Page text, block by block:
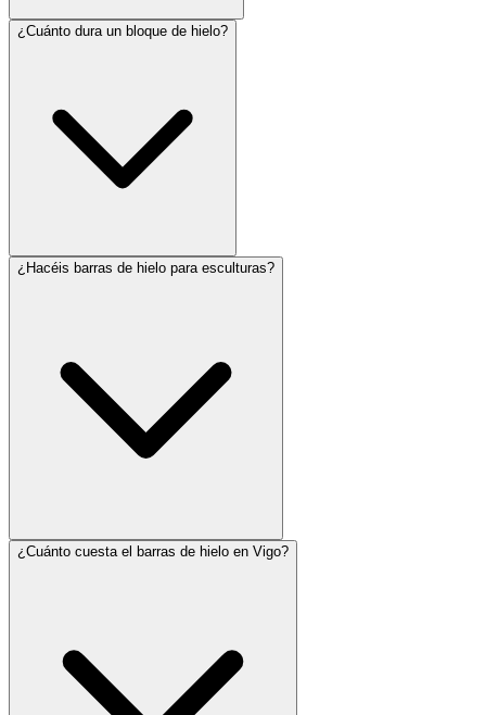
¿Cuánto dura un bloque de hielo?
¿Hacéis barras de hielo para esculturas?
¿Cuánto cuesta el barras de hielo en Vigo?